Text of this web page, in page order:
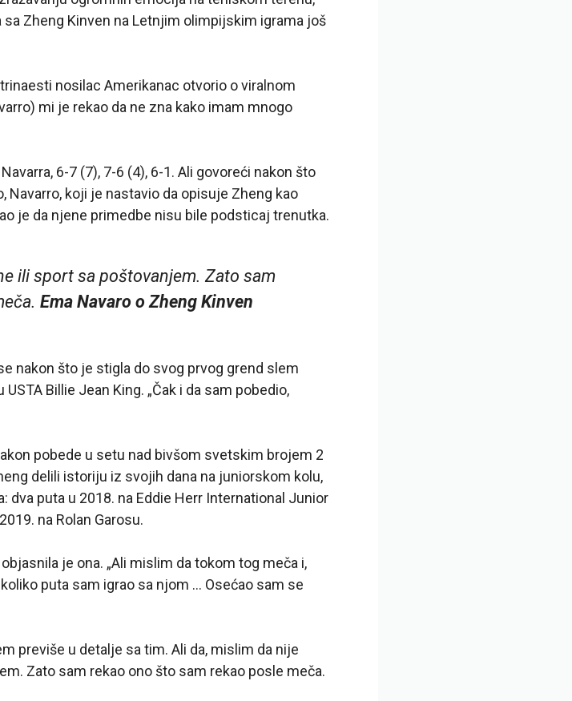
Zheng Kinven na Letnjim olimpijskim igrama još
nosilac Amerikanac otvorio o viralnom
mi je rekao da ne zna kako imam mnogo
6-7 (7), 7-6 (4), 6-1. Ali govoreći nakon što
Navarro, koji je nastavio da opisuje Zheng kao
je da njene primedbe nisu bile podsticaj trenutka.
ili sport sa poštovanjem. Zato sam
Ema Navaro o Zheng Kinven
nakon što je stigla do svog prvog grend slem
Billie Jean King. „Čak i da sam pobedio,
pobede u setu nad bivšom svetskim brojem 2
delili istoriju iz svojih dana na juniorskom kolu,
dva puta u 2018. na Eddie Herr International Junior
na Rolan Garosu.
je ona. „Ali mislim da tokom tog meča i,
puta sam igrao sa njom … Osećao sam se
previše u detalje sa tim. Ali da, mislim da nije
Zato sam rekao ono što sam rekao posle meča.